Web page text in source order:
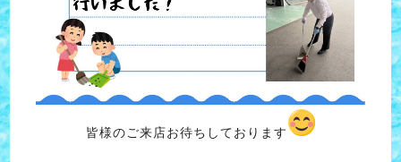
皆様のご来店お待ちしております